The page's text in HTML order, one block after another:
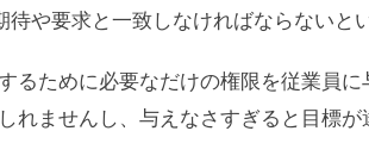
待や要求と一致しなければならないと
るために必要なだけの権限を従業員
れませんし、与えなさすぎると目標が